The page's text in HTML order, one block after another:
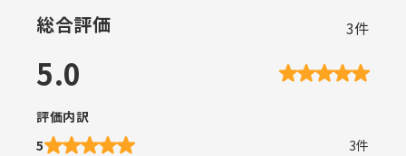
総合評価 3件
5.0
評価内訳
5
3件